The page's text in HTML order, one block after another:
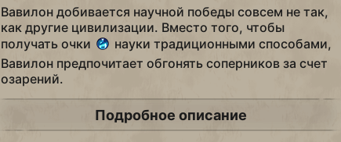
Вавилон добивается научной победы совсем не так,
как другие цивилизации. Вместо того, чтобы
получать очки
науки традиционными способами,
Вавилон предпочитает обгонять соперников за счет
озарений.
Подробное описание